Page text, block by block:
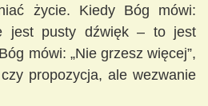
życie. Kiedy Bóg mówi:
jest pusty dźwięk – to jest
mówi: „Nie grzesz więcej”,
propozycja, ale wezwanie